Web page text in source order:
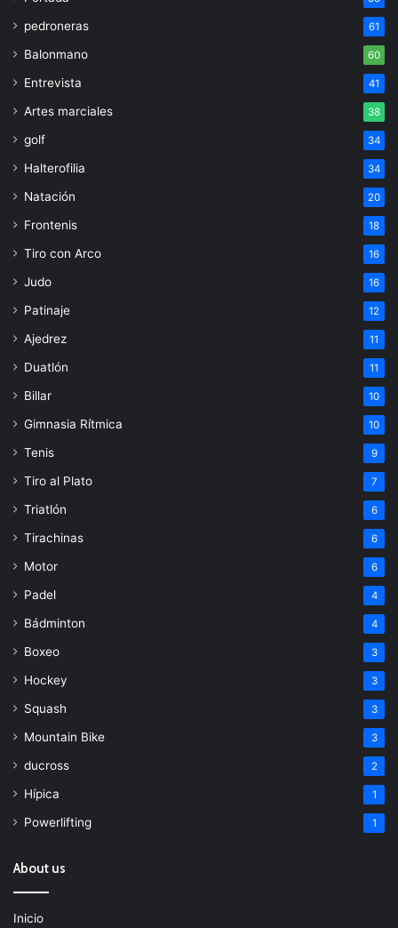
pedroneras 61
Balonmano 60
Entrevista 41
Artes marciales 38
golf 34
Halterofilia 34
Natación 20
Frontenis 18
Tiro con Arco 16
Judo 16
Patinaje 12
Ajedrez 11
Duatlón 11
Billar 10
Gimnasia Rítmica 10
Tenis 9
Tiro al Plato 7
Triatlón 6
Tirachinas 6
Motor 6
Padel 4
Bádminton 4
Boxeo 3
Hockey 3
Squash 3
Mountain Bike 3
ducross 2
Hípica 1
Powerlifting 1
About us
Inicio